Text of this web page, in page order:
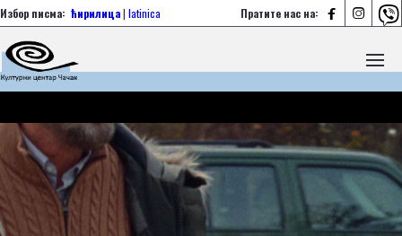
Пратите нас на:   
Избор писма: ћирилица| latinica